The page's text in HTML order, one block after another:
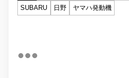
SUBARU
日野 ヤマハ発動機